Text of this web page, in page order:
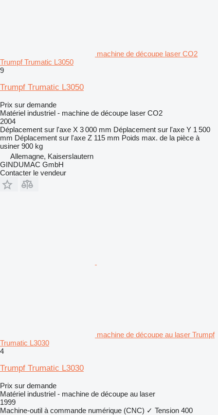
machine de découpe laser CO2
Trumpf Trumatic L3050
9
Trumpf Trumatic L3050
Prix sur demande
Matériel industriel - machine de découpe laser CO2
2004
Déplacement sur l'axe X 3 000 mm Déplacement sur l'axe Y 1 500
mm Déplacement sur l'axe Z 115 mm Poids max. de la pièce à
usiner 900 kg
Allemagne, Kaiserslautern
GINDUMAC GmbH
Contacter le vendeur
machine de découpe au laser Trumpf
Trumatic L3030
4
Trumpf Trumatic L3030
Prix sur demande
Matériel industriel - machine de découpe au laser
1999
Machine-outil à commande numérique (CNC) ✓ Tension 400